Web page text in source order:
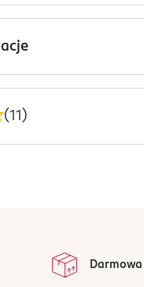
ODPOWIEDZIALNY
(11 )